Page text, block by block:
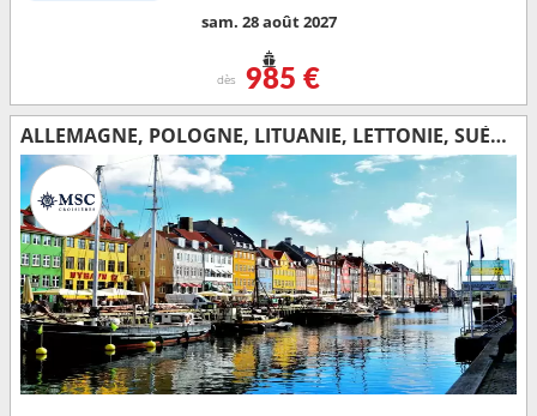
sam. 28 août 2027
dès 985 €
ALLEMAGNE, POLOGNE, LITUANIE, LETTONIE, SUÈDE, DANEMARK